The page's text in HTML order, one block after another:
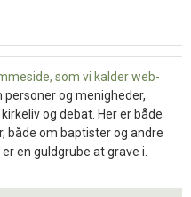
som vi kalder web-
personer og menigheder,
og debat. Her er både
både om baptister og andre
en guldgrube at grave i.